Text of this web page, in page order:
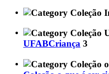
UFABCriança 3